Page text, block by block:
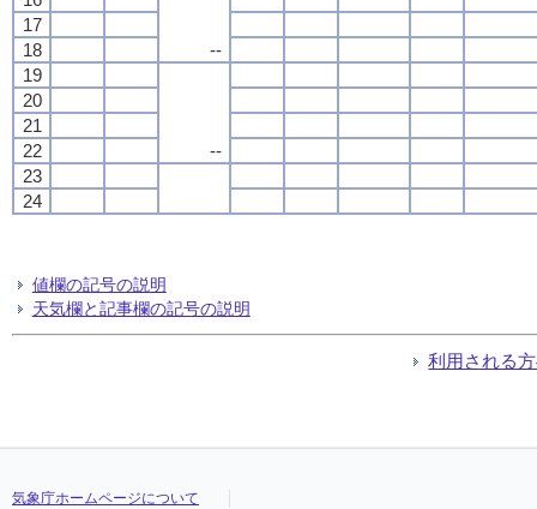
--
17
18
19
--
20
21
22
23
24
値欄の記号の説明
天気欄と記事欄の記号の説明
利用される
気象庁ホームページについて